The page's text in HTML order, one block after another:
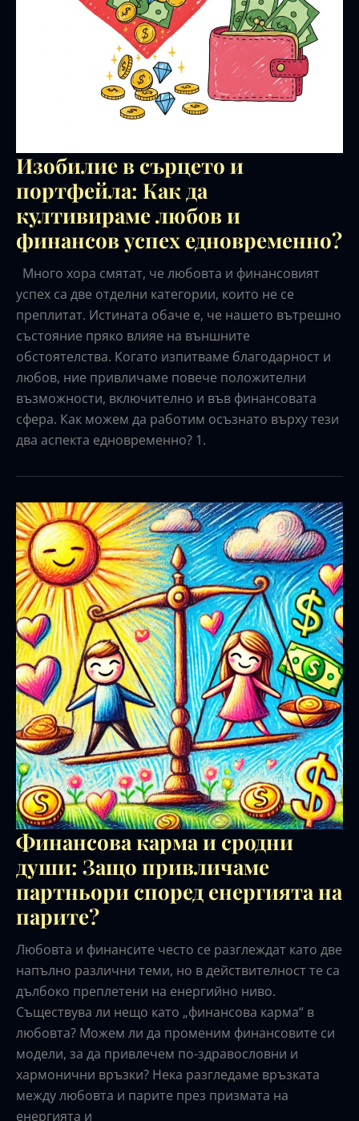
Изобилие в сърцето и
портфейла: Как да
култивираме любов и
финансов успех едновременно?
Много хора смятат, че любовта и финансовият
успех са две отделни категории, които не се
преплитат. Истината обаче е, че нашето вътрешно
състояние пряко влияе на външните
обстоятелства. Когато изпитваме благодарност и
любов, ние привличаме повече положителни
възможности, включително и във финансовата
сфера. Как можем да работим осъзнато върху тези
два аспекта едновременно? 1.
Финансова карма и сродни
души: Защо привличаме
партньори според енергията на
парите?
Любовта и финансите често се разглеждат като две
напълно различни теми, но в действителност те са
дълбоко преплетени на енергийно ниво.
Съществува ли нещо като „финансова карма“ в
любовта? Можем ли да променим финансовите си
модели, за да привлечем по-здравословни и
хармонични връзки? Нека разгледаме връзката
между любовта и парите през призмата на
енергията и